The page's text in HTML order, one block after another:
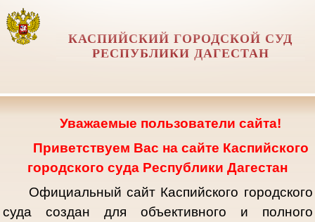
КАСПИЙСКИЙ ГОРОДСКОЙ СУД
РЕСПУБЛИКИ ДАГЕСТАН
Уважаемые пользователи сайта!
Приветствуем Вас на сайте Каспийского
городского суда Республики Дагестан
Официальный сайт Каспийского городского
суда создан для объективного и полного